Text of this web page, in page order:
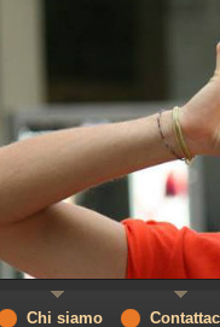
Chi siamo